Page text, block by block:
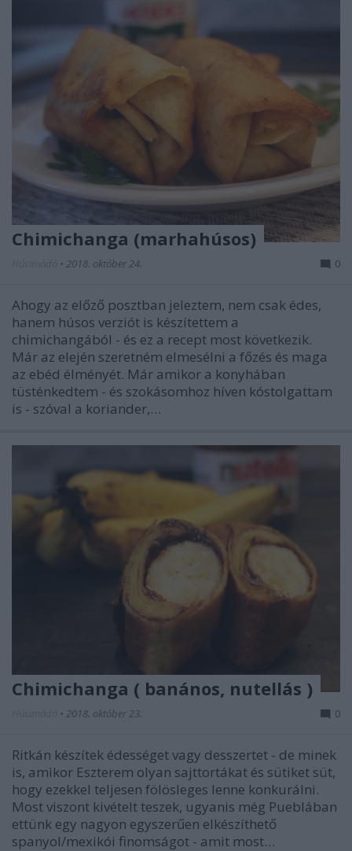
Chimichanga (marhahúsos)
• 2018. október 24. 0
Ahogy az előző posztban jeleztem, nem csak édes,
hanem húsos verziót is készítettem a
chimichangából - és ez a recept most következik.
Már az elején szeretném elmesélni a főzés és maga
az ebéd élményét. Már amikor a konyhában
tüsténkedtem - és szokásomhoz híven kóstolgattam
is - szóval a koriander,…
Chimichanga ( banános, nutellás )
• 2018. október 23. 0
Ritkán készítek édességet vagy desszertet - de minek
is, amikor Eszterem olyan sajttortákat és sütiket süt,
hogy ezekkel teljesen fölösleges lenne konkurálni.
Most viszont kivételt teszek, ugyanis még Pueblában
ettünk egy nagyon egyszerűen elkészíthető
spanyol/mexikói finomságot - amit most…